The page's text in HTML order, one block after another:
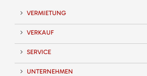
VERMIETUNG
VERKAUF
SERVICE
UNTERNEHMEN